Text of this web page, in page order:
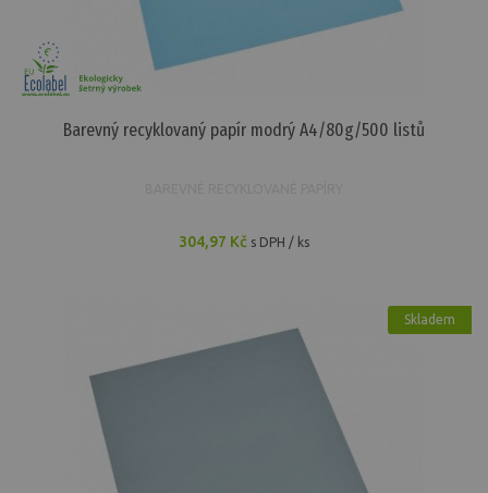
Barevný recyklovaný papír modrý A4/80g/500 listů
304,97 Kč s DPH / ks
Skladem